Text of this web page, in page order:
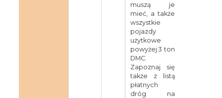
muszą je
mieć, a także
wszystkie
pojazdy
użytkowe
powyżej 3 ton
DMC.
Zapoznaj się
także z listą
płatnych
dróg na